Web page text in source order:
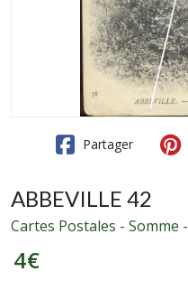
Partager
ABBEVILLE 42
Cartes Postales - Somme -
4€